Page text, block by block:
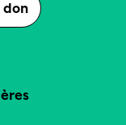
don